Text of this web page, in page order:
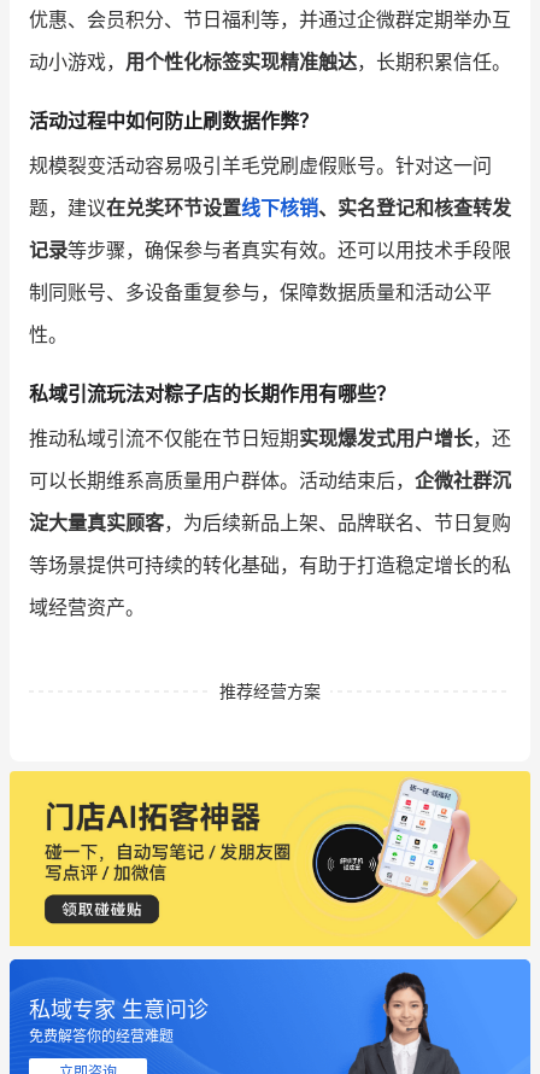
优惠、会员积分、节日福利等，并通过企微群定期举办互
动小游戏， 用个性化标签实现精准触达，长期积累信任。
活动过程中如何防止刷数据作弊？
规模裂变活动容易吸引羊毛党刷虚假账号。针对这一问
题，建议在兑奖环节设置线下核销、实名登记和核查转发
记录等步骤，确保参与者真实有效。还可以用技术手段限
制同账号、多设备重复参与，保障数据质量和活动公平
性。
私域引流玩法对粽子店的长期作用有哪些？
推动私域引流不仅能在节日短期实现爆发式用户增长，还
可以长期维系高质量用户群体。活动结束后， 企微社群沉
淀大量真实顾客，为后续新品上架、品牌联名、节日复购
等场景提供可持续的转化基础，有助于打造稳定增长的私
域经营资产。
推荐经营方案
私域专家 生意问诊
免费解答你的经营难题